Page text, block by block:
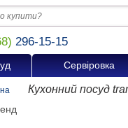
296-15-15
Сервіровка
Кухонний посуд